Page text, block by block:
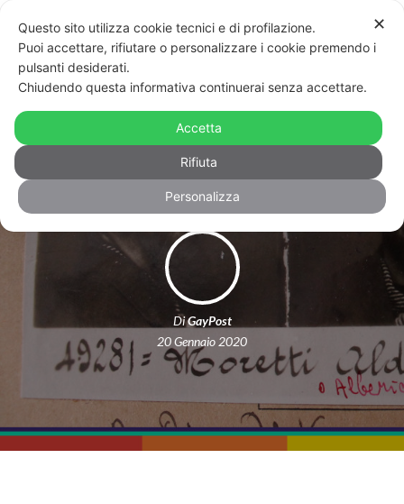
Giornata della memoria, la comunità
Lgbt+ ricorda le sue vittime
DiGayPost
20 Gennaio 2020
✕
Questo sito utilizza cookie tecnici e di profilazione.
Puoi accettare, rifiutare o personalizzare i cookie premendo i
pulsanti desiderati.
Chiudendo questa informativa continuerai senza accettare.
Accetta
Rifiuta
Personalizza